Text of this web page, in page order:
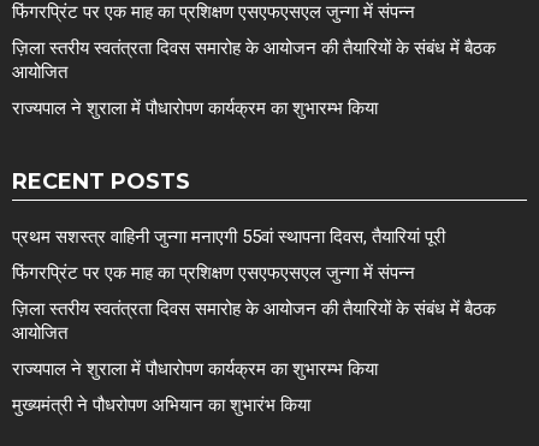
फिंगरप्रिंट पर एक माह का प्रशिक्षण एसएफएसएल जुन्गा में संपन्न
ज़िला स्तरीय स्वतंत्रता दिवस समारोह के आयोजन की तैयारियों के संबंध में बैठक
आयोजित
राज्यपाल ने शुराला में पौधारोपण कार्यक्रम का शुभारम्भ किया
RECENT POSTS
प्रथम सशस्त्र वाहिनी जुन्गा मनाएगी 55वां स्थापना दिवस, तैयारियां पूरी
फिंगरप्रिंट पर एक माह का प्रशिक्षण एसएफएसएल जुन्गा में संपन्न
ज़िला स्तरीय स्वतंत्रता दिवस समारोह के आयोजन की तैयारियों के संबंध में बैठक
आयोजित
राज्यपाल ने शुराला में पौधारोपण कार्यक्रम का शुभारम्भ किया
मुख्यमंत्री ने पौधरोपण अभियान का शुभारंभ किया